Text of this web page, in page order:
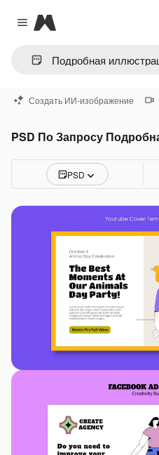
Close menu
Magnific
Создать ИИ-изображение
PSD